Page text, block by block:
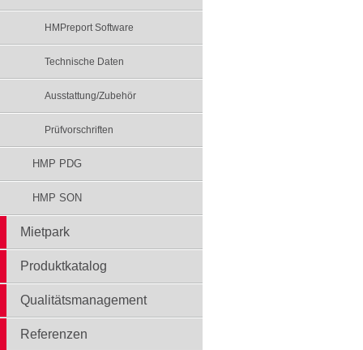
HMPreport Software
Technische Daten
Ausstattung/Zubehör
Prüfvorschriften
HMP PDG
HMP SON
Mietpark
Produktkatalog
Qualitätsmanagement
Referenzen